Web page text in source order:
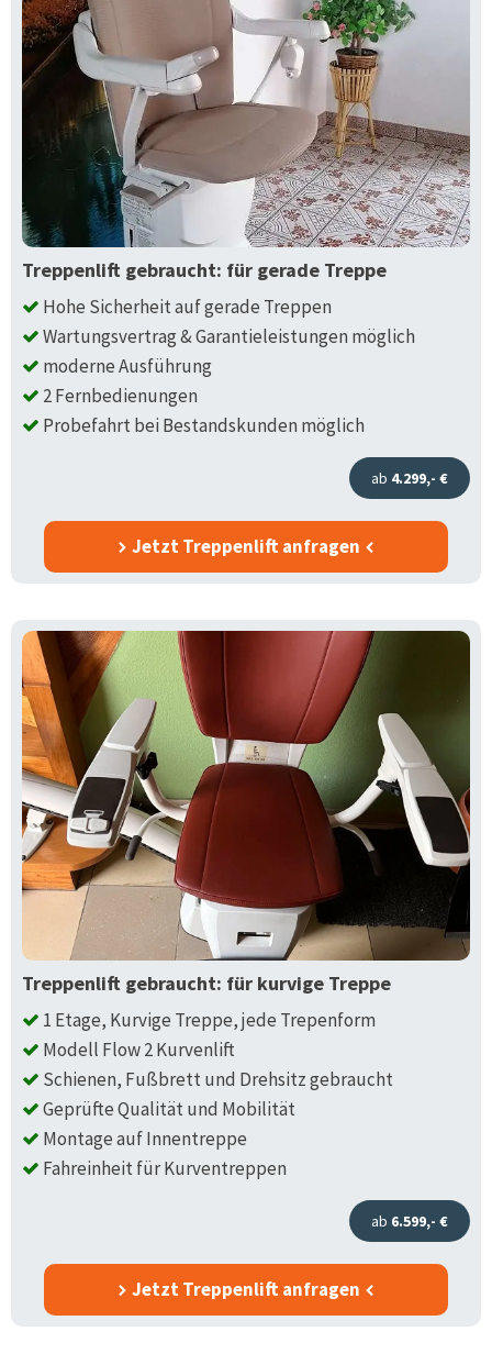
Treppenlift gebraucht: für gerade Treppe
Hohe Sicherheit auf gerade Treppen
Wartungsvertrag & Garantieleistungen möglich
moderne Ausführung
2 Fernbedienungen
Probefahrt bei Bestandskunden möglich
ab 4.299,- €
Jetzt Treppenlift anfragen
Treppenlift gebraucht: für kurvige Treppe
1 Etage, Kurvige Treppe, jede Trepenform
Modell Flow 2 Kurvenlift
Schienen, Fußbrett und Drehsitz gebraucht
Geprüfte Qualität und Mobilität
Montage auf Innentreppe
Fahreinheit für Kurventreppen
ab 6.599,- €
Jetzt Treppenlift anfragen